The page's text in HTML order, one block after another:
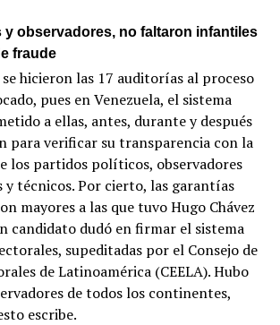
y observadores, no faltaron infantiles
fraude
hicieron las 17 auditorías al proceso
pues en Venezuela, el sistema
a ellas, antes, durante y después
para verificar su transparencia con la
los partidos políticos, observadores
técnicos. Por cierto, las garantías
mayores a las que tuvo Hugo Chávez
candidato dudó en firmar el sistema
supeditadas por el Consejo de
de Latinoamérica (CEELA). Hubo
de todos los continentes,
escribe.